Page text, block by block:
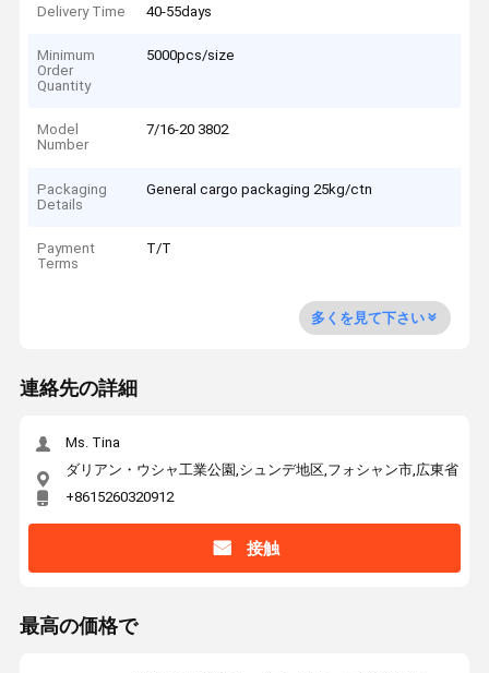
Delivery Time 40-55days
Minimum
Order
Quantity
5000pcs/size
Model
Number
7/16-20 3802
Packaging
Details
General cargo packaging 25kg/ctn
Payment
Terms
T/T
多くを見て下さい
連絡先の詳細
Ms. Tina
ダリアン・ウシャ工業公園,シュンデ地区,フォシャン市,広東省
+8615260320912
接触
最高の価格で